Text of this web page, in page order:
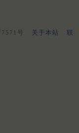
号 关于本站
联